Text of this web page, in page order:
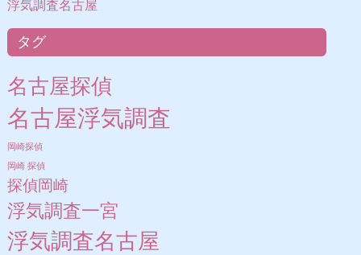
浮気調査名古屋
タグ
名古屋探偵
名古屋浮気調査
岡崎探偵
岡崎 探偵
探偵岡崎
浮気調査一宮
浮気調査名古屋